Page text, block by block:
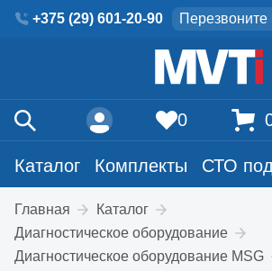
+375 (29) 601-20-90
Каталог Комплекты СТО
0
Главная
Каталог
Диагностическое оборудование
Диагностическое оборудование MSG